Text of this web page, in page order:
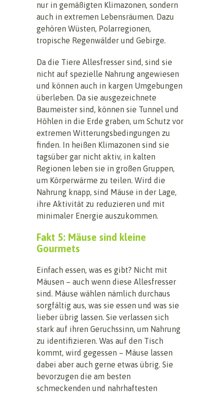
nur in gemäßigten Klimazonen, sondern
auch in extremen Lebensräumen. Dazu
gehören Wüsten, Polarregionen,
tropische Regenwälder und Gebirge.
Da die Tiere Allesfresser sind, sind sie
nicht auf spezielle Nahrung angewiesen
und können auch in kargen Umgebungen
überleben. Da sie ausgezeichnete
Baumeister sind, können sie Tunnel und
Höhlen in die Erde graben, um Schutz vor
extremen Witterungsbedingungen zu
finden. In heißen Klimazonen sind sie
tagsüber gar nicht aktiv, in kalten
Regionen leben sie in großen Gruppen,
um Körperwärme zu teilen. Wird die
Nahrung knapp, sind Mäuse in der Lage,
ihre Aktivität zu reduzieren und mit
minimaler Energie auszukommen.
Fakt 5: Mäuse sind kleine
Gourmets
Einfach essen, was es gibt? Nicht mit
Mäusen – auch wenn diese Allesfresser
sind. Mäuse wählen nämlich durchaus
sorgfältig aus, was sie essen und was sie
lieber übrig lassen. Sie verlassen sich
stark auf ihren Geruchssinn, um Nahrung
zu identifizieren. Was auf den Tisch
kommt, wird gegessen – Mäuse lassen
dabei aber auch gerne etwas übrig. Sie
bevorzugen die am besten
schmeckenden und nahrhaftesten